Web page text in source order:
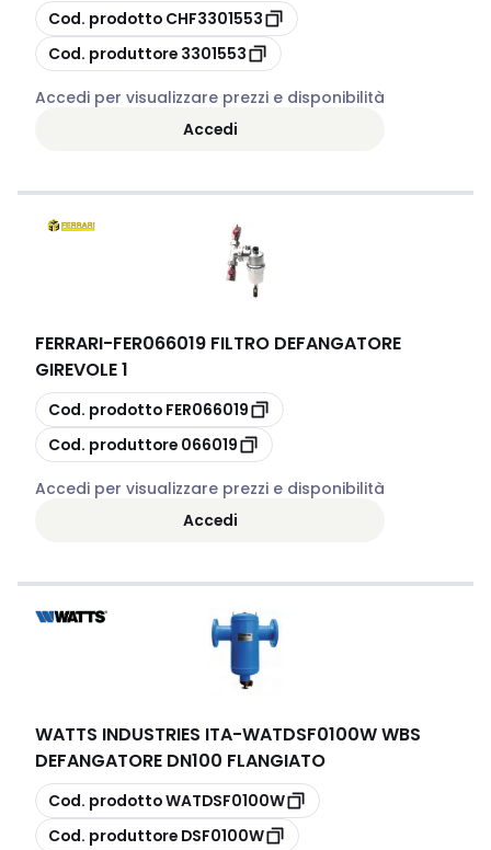
copia
Cod. prodotto CHF3301553
copia
Cod. produttore 3301553
Accedi per visualizzare prezzi e disponibilità
Accedi
FERRARI-FER066019 FILTRO DEFANGATORE
GIREVOLE 1
copia
Cod. prodotto FER066019
copia
Cod. produttore 066019
Accedi per visualizzare prezzi e disponibilità
Accedi
WATTS INDUSTRIES ITA-WATDSF0100W WBS
DEFANGATORE DN100 FLANGIATO
copia
Cod. prodottoWATDSF0100W
copia
Cod. produttore DSF0100W